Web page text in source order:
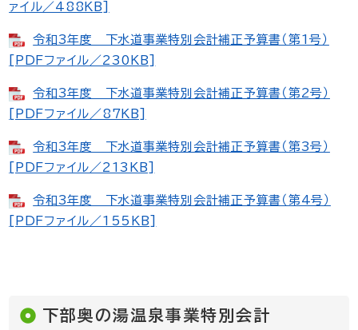
ァイル／488KB]
令和3年度 下水道事業特別会計補正予算書（第1号）
[PDFファイル／230KB]
令和3年度 下水道事業特別会計補正予算書（第2号）
[PDFファイル／87KB]
令和3年度 下水道事業特別会計補正予算書（第3号）
[PDFファイル／213KB]
令和3年度 下水道事業特別会計補正予算書（第4号）
[PDFファイル／155KB]
下部奥の湯温泉事業特別会計